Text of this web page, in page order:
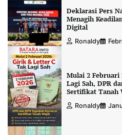
Deklarasi Pers
Menagih
Digital
Ronaldy
Mulai 2 Februari
Lagi Sah, DPR
Sertifikat Tanah
Ronaldy